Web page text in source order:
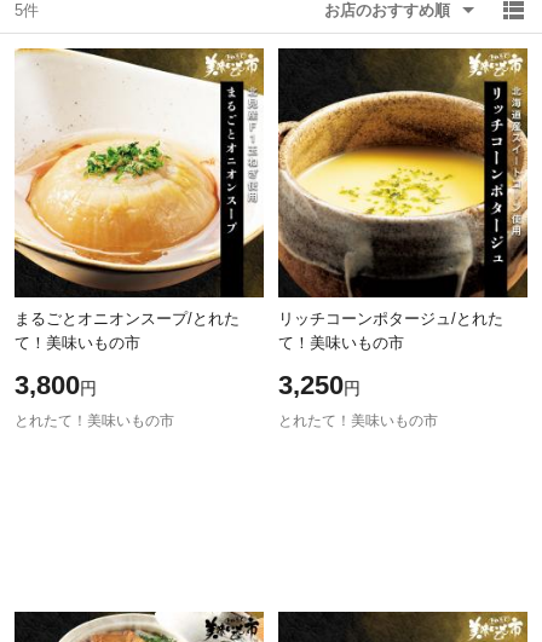
5件 お店のおすすめ順
まるごとオニオンスープ/とれた
て！美味いもの市
3,800円
とれたて！美味いもの市
リッチコーンポタージュ/とれた
て！美味いもの市
3,250円
とれたて！美味いもの市
キーワード
除外ワード
キーワード
除外ワード